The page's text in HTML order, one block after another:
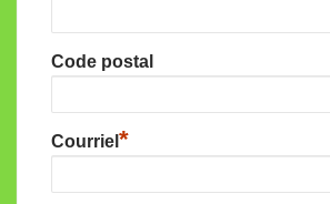
Code postal
Courriel *